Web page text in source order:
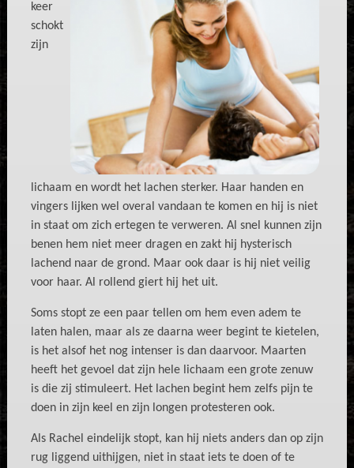
keer
schokt
zijn
lichaam en wordt het lachen sterker. Haar handen en
vingers lijken wel overal vandaan te komen en hij is niet
in staat om zich ertegen te verweren. Al snel kunnen zijn
benen hem niet meer dragen en zakt hij hysterisch
lachend naar de grond. Maar ook daar is hij niet veilig
voor haar. Al rollend giert hij het uit.
Soms stopt ze een paar tellen om hem even adem te
laten halen, maar als ze daarna weer begint te kietelen,
is het alsof het nog intenser is dan daarvoor. Maarten
heeft het gevoel dat zijn hele lichaam een grote zenuw
is die zij stimuleert. Het lachen begint hem zelfs pijn te
doen in zijn keel en zijn longen protesteren ook.
Als Rachel eindelijk stopt, kan hij niets anders dan op zijn
rug liggend uithijgen, niet in staat iets te doen of te